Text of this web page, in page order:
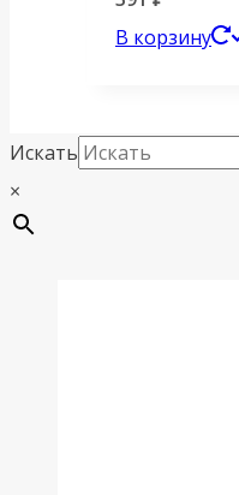
В корзину
Искать
×